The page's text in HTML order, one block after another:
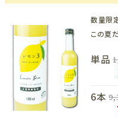
数量限
この夏
単品
6本